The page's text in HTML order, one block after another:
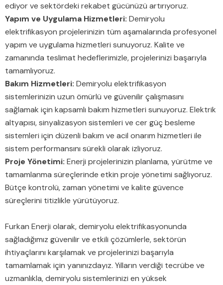
ediyor ve sektördeki rekabet gücünüzü artırıyoruz.
Yapım ve Uygulama Hizmetleri: Demiryolu
elektrifikasyon projelerinizin tüm aşamalarında profesyonel
yapım ve uygulama hizmetleri sunuyoruz. Kalite ve
zamanında teslimat hedeflerimizle, projelerinizi başarıyla
tamamlıyoruz.
Bakım Hizmetleri: Demiryolu elektrifikasyon
sistemlerinizin uzun ömürlü ve güvenilir çalışmasını
sağlamak için kapsamlı bakım hizmetleri sunuyoruz. Elektrik
altyapısı, sinyalizasyon sistemleri ve cer güç besleme
sistemleri için düzenli bakım ve acil onarım hizmetleri ile
sistem performansını sürekli olarak izliyoruz.
Proje Yönetimi: Enerji projelerinizin planlama, yürütme ve
tamamlanma süreçlerinde etkin proje yönetimi sağlıyoruz.
Bütçe kontrolü, zaman yönetimi ve kalite güvence
süreçlerini titizlikle yürütüyoruz.
Furkan Enerji olarak, demiryolu elektrifikasyonunda
sağladığımız güvenilir ve etkili çözümlerle, sektörün
ihtiyaçlarını karşılamak ve projelerinizi başarıyla
tamamlamak için yanınızdayız. Yılların verdiği tecrübe ve
uzmanlıkla, demiryolu sistemlerinizi en yüksek